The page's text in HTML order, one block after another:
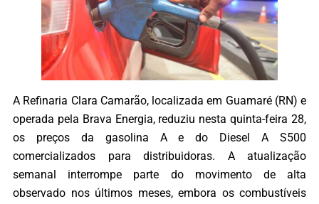
A Refinaria Clara Camarão, localizada em Guamaré (RN) e
operada pela Brava Energia, reduziu nesta quinta-feira 28,
os preços da gasolina A e do Diesel A S500
comercializados para distribuidoras. A atualização
semanal interrompe parte do movimento de alta
observado nos últimos meses, embora os combustíveis